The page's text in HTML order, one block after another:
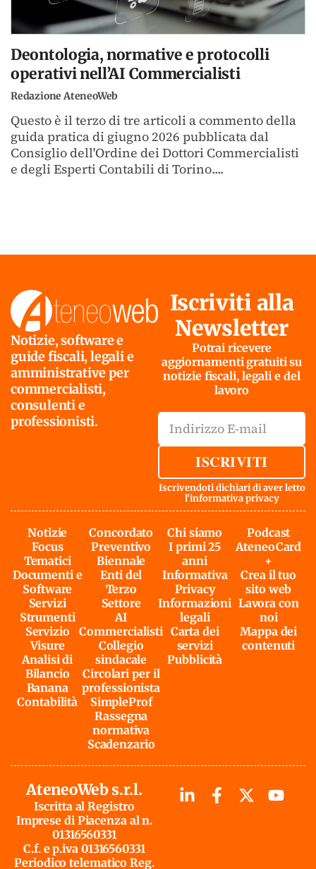
Deontologia, normative e protocolli
operativi nell’AI Commercialisti
Redazione AteneoWeb
Questo è il terzo di tre articoli a commento della
guida pratica di giugno 2026 pubblicata dal
Consiglio dell'Ordine dei Dottori Commercialisti
e degli Esperti Contabili di Torino....
Notizie, software e
guide fiscali, legali e
amministrative per
commercialisti,
consulenti e
professionisti.
Iscriviti alla
Newsletter
Potrai ricevere
aggiornamenti gratuiti su
notizie fiscali, legali e del
lavoro
ISCRIVITI
Iscrivendoti dichiari di aver letto
l'informativa privacy
Notizie
Focus
Tematici
Documenti e
Software
Servizi
Strumenti
Servizio
Visure
Analisi di
Bilancio
Banana
Contabilità
Concordato
Preventivo
Biennale
Enti del
Terzo
Settore
AI
Commercialisti
Collegio
sindacale
Circolari per il
professionista
SimpleProf
Rassegna
normativa
Scadenzario
Chi siamo
I primi 25
anni
Informativa
Privacy
Informazioni
legali
Carta dei
servizi
Pubblicità
Podcast
AteneoCard
+
Crea il tuo
sito web
Lavora con
noi
Mappa dei
contenuti
AteneoWeb s.r.l.
Iscritta al Registro
Imprese di Piacenza al n.
01316560331
C.f. e p.iva 01316560331
Periodico telematico Reg.